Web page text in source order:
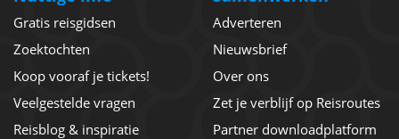
Gratis reisgidsen
Zoektochten
Koop vooraf je tickets!
Veelgestelde vragen
Reisblog & inspiratie
Adverteren
Nieuwsbrief
Over ons
Zet je verblijf op Reisroutes
Partner downloadplatform